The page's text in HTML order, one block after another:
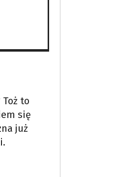
to
się
już